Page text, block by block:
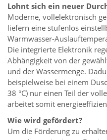
Lohnt sich ein neuer
Moderne, vollelektronisch
liefern eine stufenlos
Warmwasser-
Die integrierte Elektronik
Abhängigkeit von der
und der Wassermenge.
beispielweise bei einem
38 °C) nur einen Teil der
arbeitet somit
Wie wird gefördert?
Um die Förderung zu